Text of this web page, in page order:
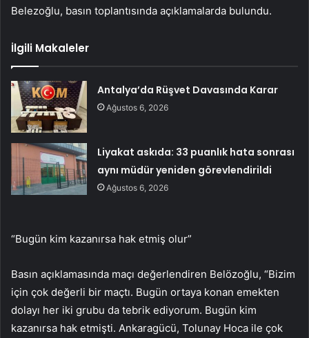
Belezoğlu, basın toplantısında açıklamalarda bulundu.
İlgili Makaleler
Antalya’da Rüşvet Davasında Karar
Ağustos 6, 2026
Liyakat askıda: 33 puanlık hata sonrası
aynı müdür yeniden görevlendirildi
Ağustos 6, 2026
“Bugün kim kazanırsa hak etmiş olur”
Basın açıklamasında maçı değerlendiren Belözoğlu, “Bizim
için çok değerli bir maçtı. Bugün ortaya konan emekten
dolayı her iki grubu da tebrik ediyorum. Bugün kim
kazanırsa hak etmişti. Ankaragücü, Tolunay Hoca ile çok